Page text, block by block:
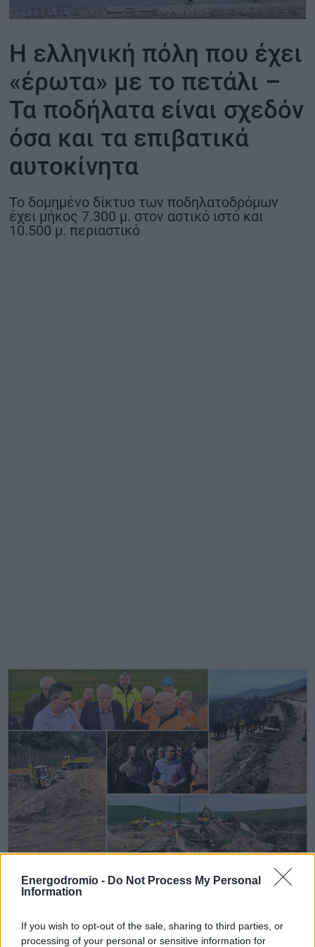
Energodromio - Do Not Process My Personal
Information
If you wish to opt-out of the sale, sharing to third parties, or
processing of your personal or sensitive information for
ΟΙΚΟΝΟΜΙΑ - ΕΠΙΧΕΙΡΗΣΕΙΣ
MY PROPERTY
ΚΑΡΑΜΠΟΛΕΣ
ΟΡΟΙ ΧΡΗΣΗΣ
ΤΑΥΤΟΤΗΤΑ
Η ελληνική πόλη που έχει
«έρωτα» με το πετάλι –
Τα ποδήλατα είναι σχεδόν
όσα και τα επιβατικά
αυτοκίνητα
Το δομημένο δίκτυο των ποδηλατοδρόμων
έχει μήκος 7.300 μ. στον αστικό ιστό και
10.500 μ. περιαστικό
Θεσσαλία: Σε εξέλιξη έργα
μετά τις καταστροφές από «Daniel»